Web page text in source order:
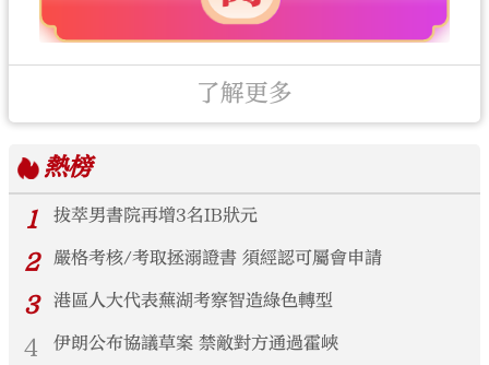
了解更多
熱榜
1
拔萃男書院再增3名IB狀元
2 嚴格考核/考取拯溺證書 須經認可屬會申請
3 港區人大代表蕪湖考察智造綠色轉型
4 伊朗公布協議草案 禁敵對方通過霍峽